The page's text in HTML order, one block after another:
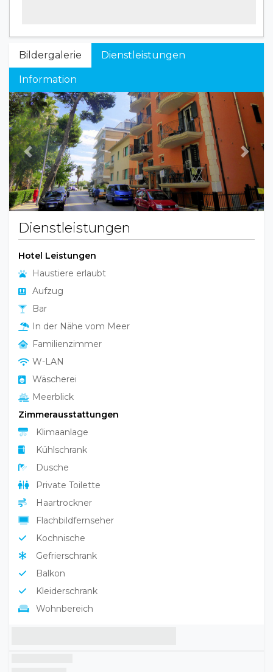
Bildergalerie Dienstleistungen
Information
Previous
Dienstleistungen
Hotel Leistungen
Aufzug
Bar
In der Nähe vom Meer
Familienzimmer
W-LAN
Wäscherei
Meerblick
Zimmerausstattungen
Klimaanlage
Kühlschrank
Dusche